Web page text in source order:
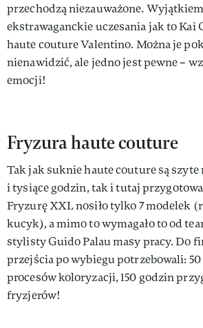
przechodzą niezauważone.
ekstrawaganckie uczesania jak to Kai
haute couture Valentino. Można je
nienawidzić, ale jedno jest pewne –
emocji!
Fryzura haute couture
Tak jak suknie haute couture są
i tysiące godzin, tak i tutaj
Fryzurę XXL nosiło tylko 7 modelek
kucyk), a mimo to wymagało to od
stylisty Guido Palau masy pracy. Do
przejścia po wybiegu potrzebowali: 50
procesów koloryzacji, 150 godzin
fryzjerów!